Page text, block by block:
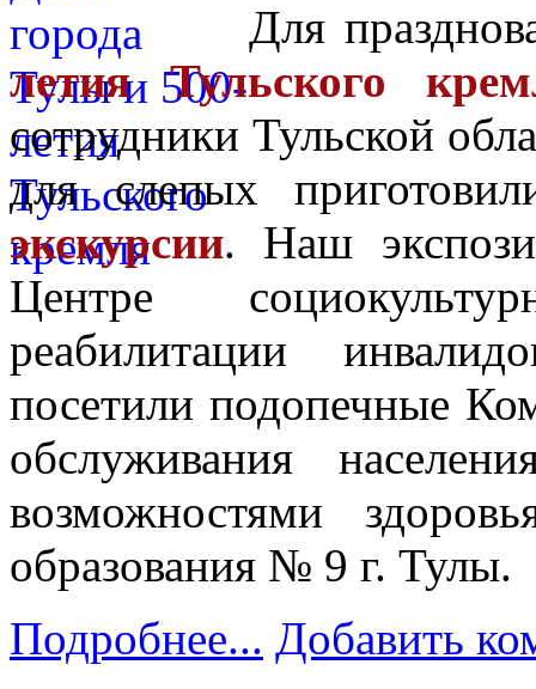
Для
летия Тульского
сотрудники Тульской
для слепых
экскурсии. Наш
Центре
реабилитации
посетили подопечные
обслуживания
возможностями
образования № 9 г. Тулы.
Подробнее... Добавить